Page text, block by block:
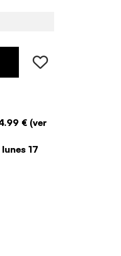
€ (ver
lunes 17